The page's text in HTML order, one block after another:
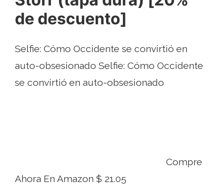
de descuento]
Selfie: Cómo Occidente se convirtió en
auto-obsesionado Selfie: Cómo Occidente
se convirtió en auto-obsesionado
Compre
Ahora En Amazon $ 21.05